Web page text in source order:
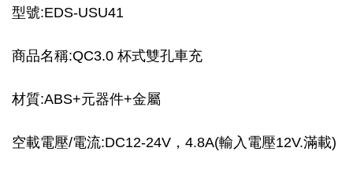
型號:EDS-USU41
商品名稱:QC3.0 杯式雙孔車充
材質:ABS+元器件+金屬
空載電壓/電流:DC12-24V，4.8A(輸入電壓12V.滿載)